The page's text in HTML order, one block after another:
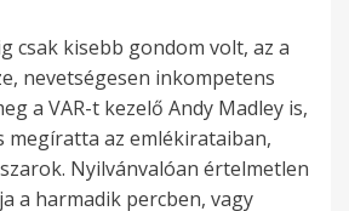
csak kisebb gondom volt, az a
nevetségesen inkompetens
a VAR-t kezelő Andy Madley is,
megíratta az emlékirataiban,
Nyilvánvalóan értelmetlen
a harmadik percben, vagy